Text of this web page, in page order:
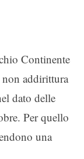
Continente
non addirittura
dato delle
Per quello
una